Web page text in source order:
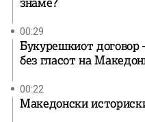
00:29
Букурешкиот договор
без гласот на
00:22
Македонски